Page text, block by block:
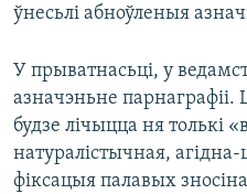
ўнесьлі абноўленыя
У прыватнасьці, у
азначэньне парнаграфіі.
будзе лічыцца ня толькі
натуралістычная,
фіксацыя палавых